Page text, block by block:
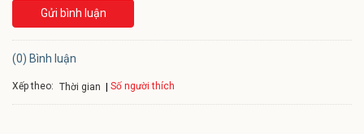
Gửi bình luận
(0) Bình luận
Xếp theo: Thời gian Số người thích